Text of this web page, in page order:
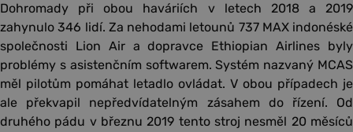
Dohromady při obou haváriích v letech 2018 a 2019
zahynulo 346 lidí. Za nehodami letounů 737 MAX indonéské
společnosti Lion Air a dopravce Ethiopian Airlines byly
problémy s asistenčním softwarem. Systém nazvaný MCAS
měl pilotům pomáhat letadlo ovládat. V obou případech je
ale překvapil nepředvídatelným zásahem do řízení. Od
druhého pádu v březnu 2019 tento stroj nesměl 20 měsíců